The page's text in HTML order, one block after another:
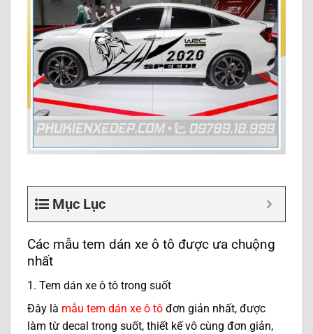
Mục Lục
Các mẫu tem dán xe ô tô được ưa chuộng
nhất
1. Tem dán xe ô tô trong suốt
Đây là mẫu tem dán xe ô tô đơn giản nhất, được
làm từ decal trong suốt, thiết kế vô cùng đơn giản,